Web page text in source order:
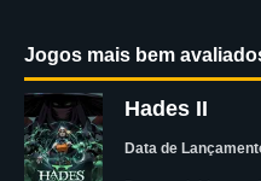
Jogos mais bem
Hades II
Data de